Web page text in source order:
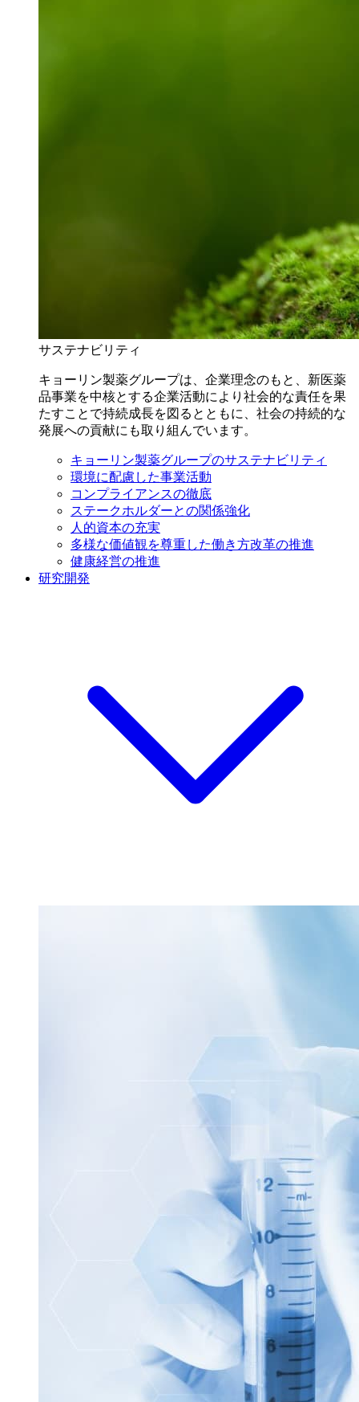
サステナビリティ
キョーリン製薬グループは、企業理念のもと、新医薬
品事業を中核とする企業活動により社会的な責任を果
たすことで持続成長を図るとともに、社会の持続的な
発展への貢献にも取り組んでいます。
キョーリン製薬グループのサステナビリティ
環境に配慮した事業活動
コンプライアンスの徹底
ステークホルダーとの関係強化
人的資本の充実
多様な価値観を尊重した働き方改革の推進
健康経営の推進
研究開発